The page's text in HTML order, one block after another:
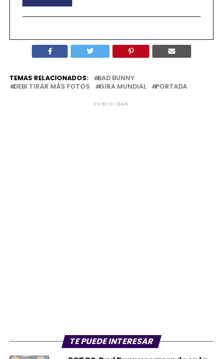
TEMAS RELACIONADOS:
BAD BUNNY
DEBI TIRAR MÁS FOTOS
GIRA MUNDIAL PORTADA
PUBLICIDAD
TE PUEDE INTERESAR